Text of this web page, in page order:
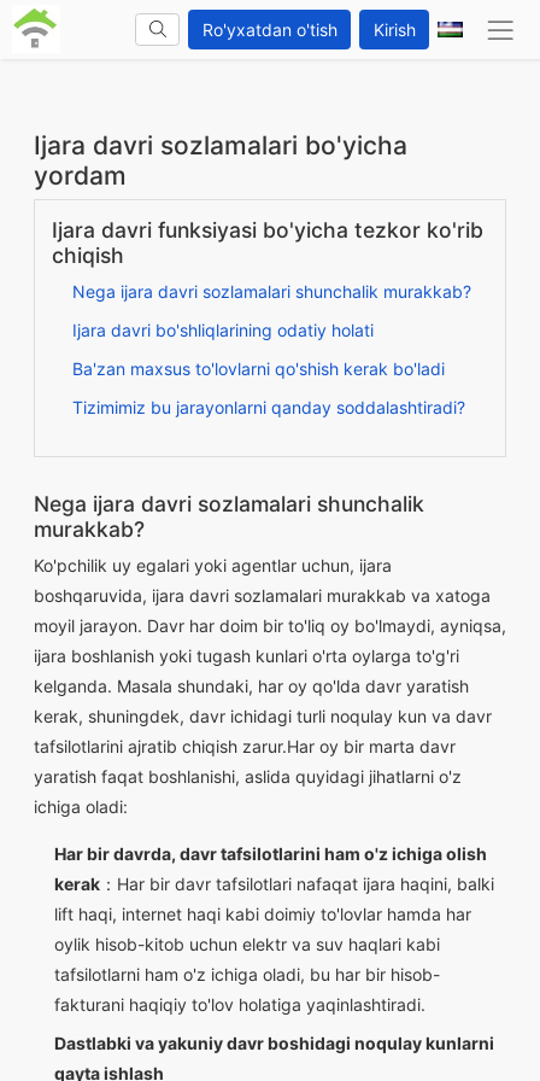
Ro'yxatdan o'tish Kirish
Ijara davri sozlamalari bo'yicha
yordam
Ijara davri funksiyasi bo'yicha tezkor ko'rib
chiqish
Nega ijara davri sozlamalari shunchalik murakkab?
Ijara davri bo'shliqlarining odatiy holati
Ba'zan maxsus to'lovlarni qo'shish kerak bo'ladi
Tizimimiz bu jarayonlarni qanday soddalashtiradi?
Nega ijara davri sozlamalari shunchalik
murakkab?
Ko'pchilik uy egalari yoki agentlar uchun, ijara
boshqaruvida, ijara davri sozlamalari murakkab va xatoga
moyil jarayon. Davr har doim bir to'liq oy bo'lmaydi, ayniqsa,
ijara boshlanish yoki tugash kunlari o'rta oylarga to'g'ri
kelganda. Masala shundaki, har oy qo'lda davr yaratish
kerak, shuningdek, davr ichidagi turli noqulay kun va davr
tafsilotlarini ajratib chiqish zarur.Har oy bir marta davr
yaratish faqat boshlanishi, aslida quyidagi jihatlarni o'z
ichiga oladi:
Har bir davrda, davr tafsilotlarini ham o'z ichiga olish
kerak：Har bir davr tafsilotlari nafaqat ijara haqini, balki
lift haqi, internet haqi kabi doimiy to'lovlar hamda har
oylik hisob-kitob uchun elektr va suv haqlari kabi
tafsilotlarni ham o'z ichiga oladi, bu har bir hisob-
fakturani haqiqiy to'lov holatiga yaqinlashtiradi.
Dastlabki va yakuniy davr boshidagi noqulay kunlarni
qayta ishlash